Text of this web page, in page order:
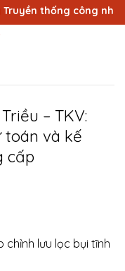
thống công nhân
– TKV:
toán và kế
cấp
chỉnh lưu lọc bụi tĩnh